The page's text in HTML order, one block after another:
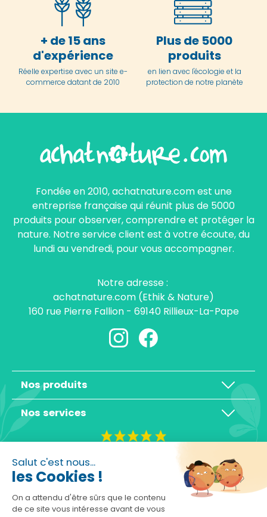
Salut c'est nous...
les Cookies !
On a attendu d'être sûrs que le contenu
de ce site vous intéresse avant de vous
+ de 15 ans
d'expérience
Réelle expertise avec un site e-
commerce datant de 2010
Plus de 5000
produits
en lien avec l'écologie et la
protection de notre planète
Fondée en 2010, achatnature.com est une
entreprise française qui réunit plus de 5000
produits pour observer, comprendre et protéger la
nature. Notre service client est à votre écoute, du
lundi au vendredi, pour vous accompagner.
Notre adresse :
achatnature.com (Ethik & Nature)
160 rue Pierre Fallion - 69140 Rillieux-La-Pape
Nos produits
Nos services